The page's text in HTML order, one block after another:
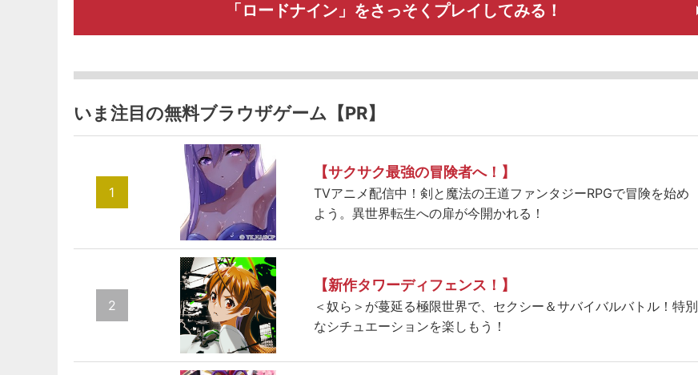
「ロードナイン」をさっそくプレイしてみる！
いま注目の無料ブラウザゲーム【PR】
1
【サクサク最強の冒険者へ！】
TVアニメ配信中！剣と魔法の王道ファンタジーRPGで冒険を始め
よう。異世界転生への扉が今開かれる！
2
【新作タワーディフェンス！】
＜奴ら＞が蔓延る極限世界で、セクシー＆サバイバルバトル！特別
なシチュエーションを楽しもう！